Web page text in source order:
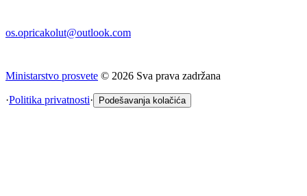
os.opricakolut@outlook.com
Ministarstvo prosvete © 2026 Sva prava zadržana
·Politika privatnosti· Podešavanja kolačića